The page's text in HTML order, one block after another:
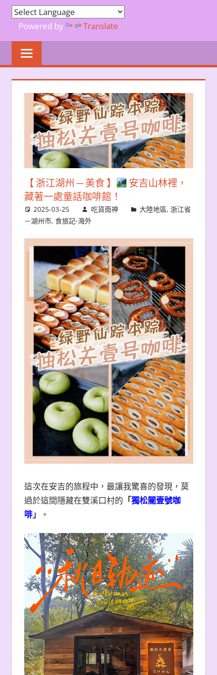
Powered by Translate
【 浙江湖州 ─ 美食 】
安吉山林裡，
藏著一處童話咖啡館！
2025-03-25 吃貨雨神 大陸地區,浙江省
－湖州市, 食旅記-海外
這次在安吉的旅程中，最讓我驚喜的發現，莫
過於這間隱藏在雙溪口村的 「獨松關壹號咖
啡」 。